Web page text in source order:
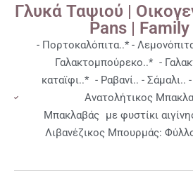
Γλυκά Ταψιού |
Pans |
- Πορτοκαλόπιτα..* -
Γαλακτομπούρεκο..* -
καταϊφι..* - Ραβανί.. - Σάμαλι..
Ανατολήτικος
Μπακλαβάς με φυστίκι
Λιβανέζικος Μπουρμάς: